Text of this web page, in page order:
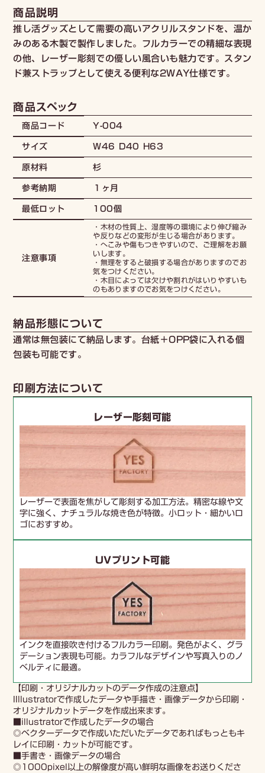
商品説明
推し活グッズとして需要の高いアクリルスタンドを、温か
みのある木製で製作しました。フルカラーでの精細な表現
の他、レーザー彫刻での優しい風合いも魅力です。スタン
ド兼ストラップとして使える便利な2WAY仕様です。
商品スペック
商品コード
Y-004
サイズ
W46 D40 H63
原材料
杉
参考納期
１ヶ月
最低ロット
100個
注意事項
・木材の性質上、湿度等の環境により伸び縮み
や反りなどの変形が生じる場合があります。
・へこみや傷もつきやすいので、ご理解をお願
いします。
・無理をすると破損する場合がありますのでお
気をつけください。
・木目によっては欠けや割れがはいりやすいも
のもありますのでお気をつけください。
納品形態について
通常は無包装にて納品します。台紙＋OPP袋に入れる個
包装も可能です。
印刷方法について
レーザー彫刻可能
レーザーで表面を焦がして彫刻する加工方法。精密な線や文
字に強く、ナチュラルな焼き色が特徴。小ロット・細かいロ
ゴにおすすめ。
UVプリント可能
インクを直接吹き付けるフルカラー印刷。発色がよく、グラ
デーション表現も可能。カラフルなデザインや写真入りのノ
ベルティに最適。
【印刷・オリジナルカットのデータ作成の注意点】
IIllustratorで作成したデータや手描き・画像データから印刷・
オリジナルカットデータを作成出来ます。
■illustratorで作成したデータの場合
◎ベクターデータで作成いただいたデータであればもっともキ
レイに印刷・カットが可能です。
■手書き・画像データの場合
◎1000pixel以上の解像度が高い鮮明な画像をお送りくださ